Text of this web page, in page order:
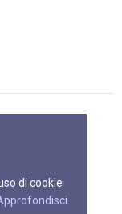
di cookie